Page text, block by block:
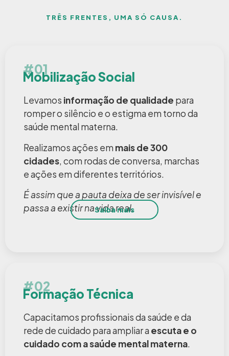
TRÊS FRENTES, UMA SÓ CAUSA.
#01
Mobilização Social
Levamos informação de qualidade para
romper o silêncio e o estigma em torno da
saúde mental materna.
Realizamos ações em mais de 300
cidades, com rodas de conversa, marchas
e ações em diferentes territórios.
É assim que a pauta deixa de ser invisível e
passa a existir na vida real.
Saiba mais
#02
Formação Técnica
Capacitamos profissionais da saúde e da
rede de cuidado para ampliar a escuta e o
cuidado com a saúde mental materna.